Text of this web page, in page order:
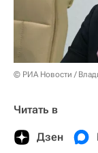
© РИА Новости /
Читать в
Дзен